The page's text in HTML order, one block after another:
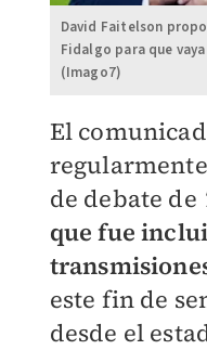
David Faitelson
Fidalgo para que
(Imago7)
El
de debate de
que fue
este fin de
desde el